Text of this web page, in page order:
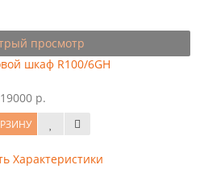
просмотр
шкаф R100/6GH
19000 р.
Характеристики